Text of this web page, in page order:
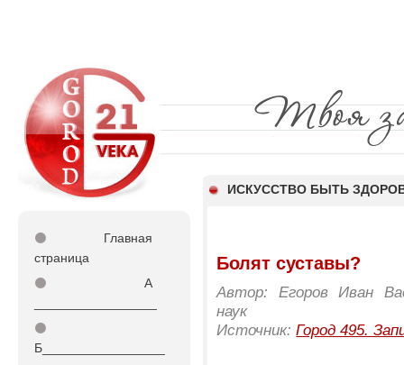
ИСКУССТВО БЫТЬ
⚫
Главная
страница
⚫
А
⚫
Б_________________
Болят суставы?
Автор: Егоров Иван
наук
Источник:Город 495.